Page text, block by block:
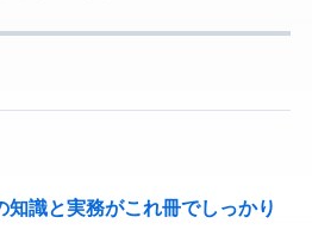
知識と実務がこれ1冊でしっかり